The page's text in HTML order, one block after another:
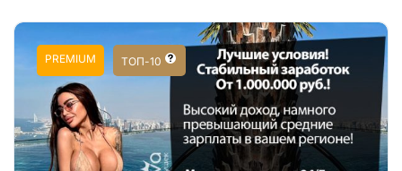
PREMIUM ТОП-10